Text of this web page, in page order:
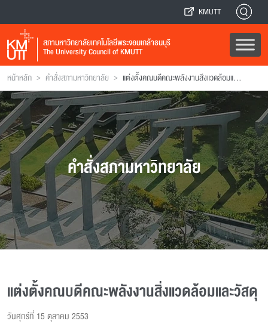
KMUTT
สภามหาวิทยาลัยเทคโนโลยีพระจอมเกล้าธนบุรี
The University Council of KMUTT
หน้าหลัก > คำสั่งสภามหาวิทยาลัย > แต่งตั้งคณบดีคณะพลังงานสิ่งแวดล้อมและวัสดุ
คำสั่งสภามหาวิทยาลัย
แต่งตั้งคณบดีคณะพลังงานสิ่งแวดล้อมและวัสดุ
วันศุกร์ที่ 15 ตุลาคม 2553